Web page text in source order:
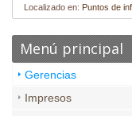
Localizado en: Puntos de
Menú principal
Gerencias
Impresos